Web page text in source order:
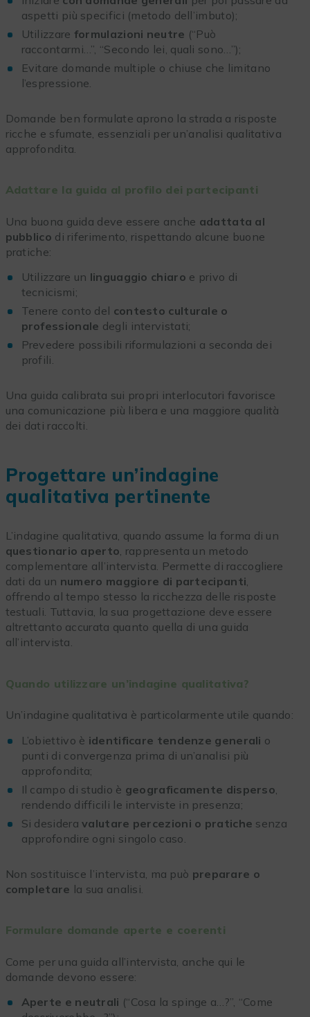
aspetti più specifici (metodo dell’imbuto);
Utilizzare formulazioni neutre (“Può
raccontarmi…”, “Secondo lei, quali sono…”);
Evitare domande multiple o chiuse che limitano
l’espressione.
Domande ben formulate aprono la strada a risposte
ricche e sfumate, essenziali per un’analisi qualitativa
approfondita.
Adattare la guida al profilo dei partecipanti
Una buona guida deve essere anche adattata al
pubblico di riferimento, rispettando alcune buone
pratiche:
Utilizzare un linguaggio chiaro e privo di
tecnicismi;
Tenere conto del contesto culturale o
professionale degli intervistati;
Prevedere possibili riformulazioni a seconda dei
profili.
Una guida calibrata sui propri interlocutori favorisce
una comunicazione più libera e una maggiore qualità
dei dati raccolti.
Progettare un’indagine
qualitativa pertinente
L’indagine qualitativa, quando assume la forma di un
questionario aperto, rappresenta un metodo
complementare all’intervista. Permette di raccogliere
dati da un numero maggiore di partecipanti,
offrendo al tempo stesso la ricchezza delle risposte
testuali. Tuttavia, la sua progettazione deve essere
altrettanto accurata quanto quella di una guida
all’intervista.
Quando utilizzare un’indagine qualitativa?
Un’indagine qualitativa è particolarmente utile quando:
L’obiettivo è identificare tendenze generali o
punti di convergenza prima di un’analisi più
approfondita;
Il campo di studio è geograficamente disperso
rendendo difficili le interviste in presenza;
Si desideravalutare percezioni o pratiche senza
approfondire ogni singolo caso.
Non sostituisce l’intervista, ma può preparare o
completare la sua analisi.
Formulare domande aperte e coerenti
Come per una guida all’intervista, anche qui le
domande devono essere:
Aperte e neutrali (“Cosa la spinge a…?”, “Come